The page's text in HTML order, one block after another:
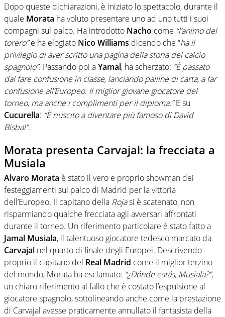
Dopo queste dichiarazioni, è iniziato lo spettacolo, durante il
quale Morata ha voluto presentare uno ad uno tutti i suoi
compagni sul palco. Ha introdotto Nacho come “l’animo del
torero”e ha elogiato Nico Williams dicendo che “ha il
privilegio di aver scritto una pagina della storia del calcio
spagnolo”. Passando poi aYamal, ha scherzato: “È passato
dal fare confusione in classe, lanciando palline di carta, a far
confusione all’Europeo. Il miglior giovane giocatore del
torneo, ma anche i complimenti per il diploma.”E su
Cucurella: “È riuscito a diventare più famoso di David
Bisbal”.
Morata presenta Carvajal: la frecciata a
Musiala
Alvaro Morata è stato il vero e proprio showman dei
festeggiamenti sul palco di Madrid per la vittoria
dell’Europeo. Il capitano della Rojasi è scatenato, non
risparmiando qualche frecciata agli avversari affrontati
durante il torneo. Un riferimento particolare è stato fatto a
Jamal Musiala, il talentuoso giocatore tedesco marcato da
Carvajal nel quarto di finale degli Europei. Descrivendo
proprio il capitano del Real Madrid come il miglior terzino
del mondo, Morata ha esclamato: “¿Dónde estás, Musiala?”,
un chiaro riferimento al fallo che è costato l’espulsione al
giocatore spagnolo, sottolineando anche come la prestazione
di Carvajal avesse praticamente annullato il fantasista della